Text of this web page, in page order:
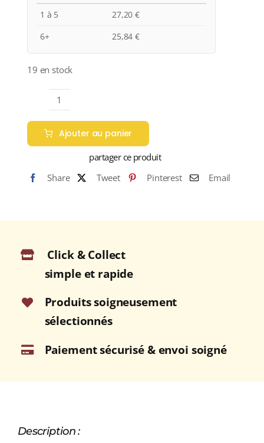
1 à 5
27,20€
6+
25,84€
19 en stock
quantité
de
Domaine
Couly-
"CLOS
A.O.C.
Rouge
2019
Bouteille
75cl
Ajouter au panier
partager ce produit
Share
Tweet Pinterest Email
Click & Collect
simple et rapide
Produits soigneusement
sélectionnés
Paiement sécurisé & envoi soigné
Description :